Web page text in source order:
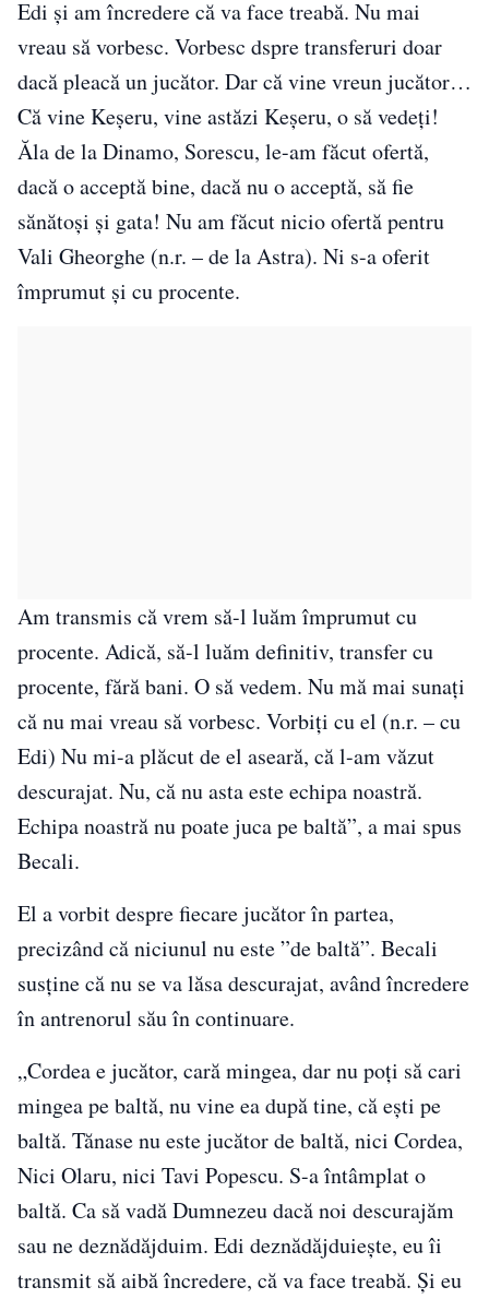
Edi şi am încredere că va face treabă. Nu mai
vreau să vorbesc. Vorbesc dspre transferuri doar
dacă pleacă un jucător. Dar că vine vreun jucător…
Că vine Keşeru, vine astăzi Keşeru, o să vedeţi!
Ăla de la Dinamo, Sorescu, le-am făcut ofertă,
dacă o acceptă bine, dacă nu o acceptă, să fie
sănătoşi şi gata! Nu am făcut nicio ofertă pentru
Vali Gheorghe (n.r. – de la Astra). Ni s-a oferit
împrumut şi cu procente.
Am transmis că vrem să-l luăm împrumut cu
procente. Adică, să-l luăm definitiv, transfer cu
procente, fără bani. O să vedem. Nu mă mai sunaţi
că nu mai vreau să vorbesc. Vorbiţi cu el (n.r. – cu
Edi) Nu mi-a plăcut de el aseară, că l-am văzut
descurajat. Nu, că nu asta este echipa noastră.
Echipa noastră nu poate juca pe baltă”, a mai spus
Becali.
El a vorbit despre fiecare jucător în partea,
precizând că niciunul nu este ”de baltă”. Becali
susține că nu se va lăsa descurajat, având încredere
în antrenorul său în continuare.
„Cordea e jucător, cară mingea, dar nu poţi să cari
mingea pe baltă, nu vine ea după tine, că eşti pe
baltă. Tănase nu este jucător de baltă, nici Cordea,
Nici Olaru, nici Tavi Popescu. S-a întâmplat o
baltă. Ca să vadă Dumnezeu dacă noi descurajăm
sau ne deznădăjduim. Edi deznădăjduieşte, eu îi
transmit să aibă încredere, că va face treabă. Şi eu